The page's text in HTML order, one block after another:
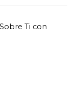
Ti con